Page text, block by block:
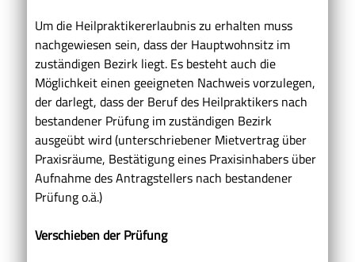
Um die Heilpraktikererlaubnis zu erhalten muss
nachgewiesen sein, dass der Hauptwohnsitz im
zuständigen Bezirk liegt. Es besteht auch die
Möglichkeit einen geeigneten Nachweis vorzulegen,
der darlegt, dass der Beruf des Heilpraktikers nach
bestandener Prüfung im zuständigen Bezirk
ausgeübt wird (unterschriebener Mietvertrag über
Praxisräume, Bestätigung eines Praxisinhabers über
Aufnahme des Antragstellers nach bestandener
Prüfung o.ä.)
Verschieben der Prüfung